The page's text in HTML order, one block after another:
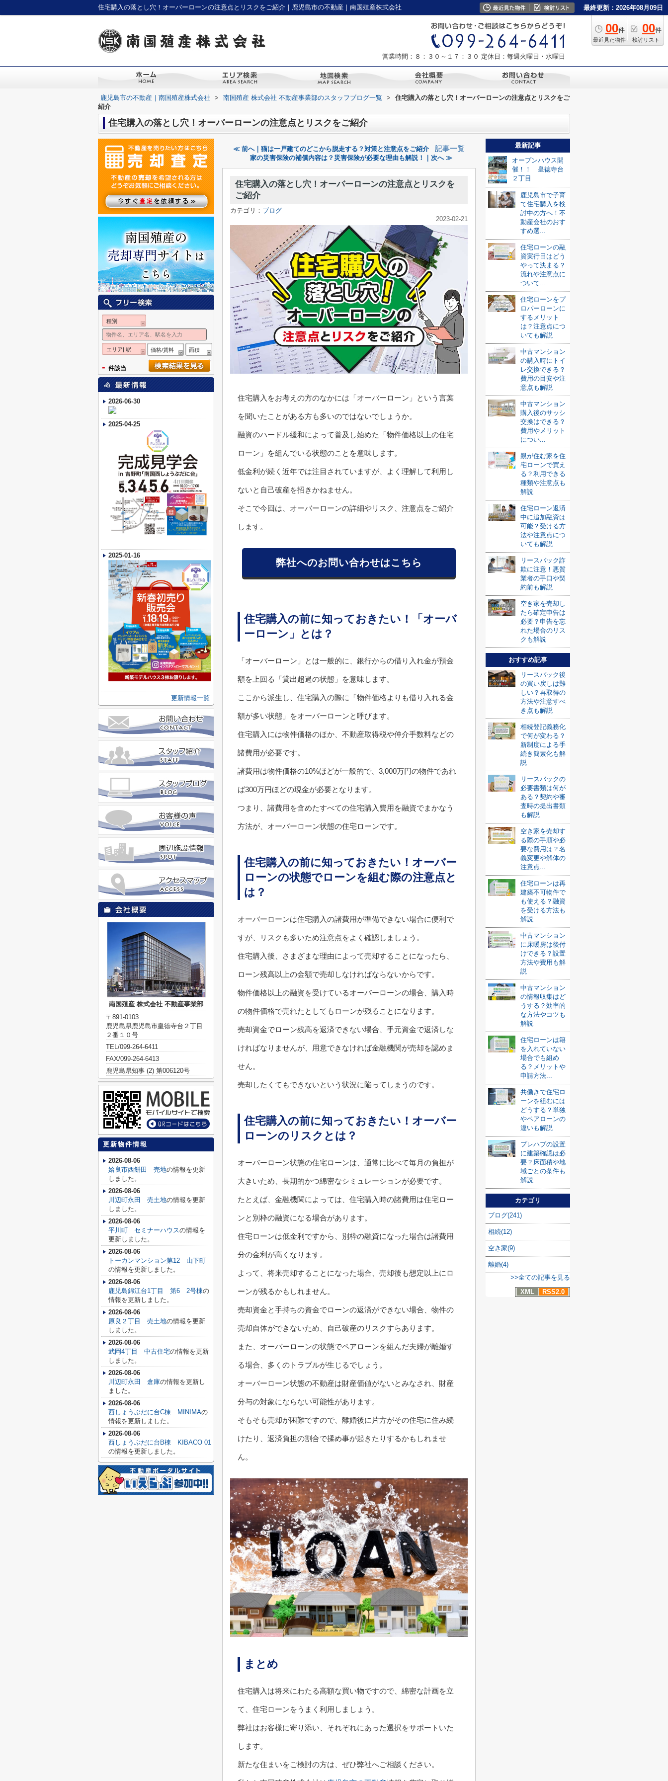
住宅購入の落とし穴！オーバーローンの注意点とリスクをご紹介｜鹿児島市の不動産｜南国殖産株式会社 最終更新：2026年08月09日
00件
最近見た物件
00件
検討リスト
営業時間：８：３０～１７：３０ 定休日：毎週火曜日・水曜日
鹿児島市の不動産｜南国殖産株式会社 > 南国殖産 株式会社 不動産事業部のスタッフブログ一覧 >
住宅購入の落とし穴！オーバーローンの注意点とリスクをご
紹介
住宅購入の落とし穴！オーバーローンの注意点とリスクをご紹介
≪ 前へ｜猫は一戸建てのどこから脱走する？対策と注意点をご紹介 記事一覧
家の災害保険の補償内容は？災害保険が必要な理由も解説！｜次へ ≫
住宅購入の落とし穴！オーバーローンの注意点とリスクを
ご紹介
カテゴリ： ブログ
2023-02-21
住宅購入をお考えの方のなかには「オーバーローン」という言葉
を聞いたことがある方も多いのではないでしょうか。
融資のハードル緩和によって普及し始めた「物件価格以上の住宅
ローン」を組んでいる状態のことを意味します。
低金利が続く近年では注目されていますが、よく理解して利用し
ないと自己破産を招きかねません。
そこで今回は、オーバーローンの詳細やリスク、注意点をご紹介
します。
弊社へのお問い合わせはこちら
住宅購入の前に知っておきたい！「オーバ
ーローン」とは？
「オーバーローン」とは一般的に、銀行からの借り入れ金が預金
額を上回る「貸出超過の状態」を意味します。
ここから派生し、住宅購入の際に「物件価格よりも借り入れる金
額が多い状態」をオーバーローンと呼びます。
住宅購入には物件価格のほか、不動産取得税や仲介手数料などの
諸費用が必要です。
諸費用は物件価格の10%ほどが一般的で、3,000万円の物件であれ
ば300万円ほどの現金が必要となります。
つまり、諸費用を含めたすべての住宅購入費用を融資でまかなう
方法が、オーバーローン状態の住宅ローンです。
住宅購入の前に知っておきたい！オーバー
ローンの状態でローンを組む際の注意点と
は？
オーバーローンは住宅購入の諸費用が準備できない場合に便利で
すが、リスクも多いため注意点をよく確認しましょう。
住宅購入後、さまざまな理由によって売却することになったら、
ローン残高以上の金額で売却しなければならないからです。
物件価格以上の融資を受けているオーバーローンの場合、購入時
の物件価格で売れたとしてもローンが残ることになります。
売却資金でローン残高を返済できない場合、手元資金で返済しな
ければなりませんが、用意できなければ金融機関が売却を認めま
せん。
売却したくてもできないという状況に陥ってしまうのです。
住宅購入の前に知っておきたい！オーバー
ローンのリスクとは？
オーバーローン状態の住宅ローンは、通常に比べて毎月の負担が
大きいため、長期的かつ綿密なシミュレーションが必要です。
たとえば、金融機関によっては、住宅購入時の諸費用は住宅ロー
ンと別枠の融資になる場合があります。
住宅ローンは低金利ですから、別枠の融資になった場合は諸費用
分の金利が高くなります。
よって、将来売却することになった場合、売却後も想定以上にロ
ーンが残るかもしれません。
売却資金と手持ちの資金でローンの返済ができない場合、物件の
売却自体ができないため、自己破産のリスクすらあります。
また、オーバーローンの状態でペアローンを組んだ夫婦が離婚す
る場合、多くのトラブルが生じるでしょう。
オーバーローン状態の不動産は財産価値がないとみなされ、財産
分与の対象にならない可能性があります。
そもそも売却が困難ですので、離婚後に片方がその住宅に住み続
けたり、返済負担の割合で揉め事が起きたりするかもしれませ
ん。
まとめ
住宅購入は将来にわたる高額な買い物ですので、綿密な計画を立
て、住宅ローンをうまく利用しましょう。
弊社はお客様に寄り添い、それぞれにあった選択をサポートいた
します。
新たな住まいをご検討の方は、ぜひ弊社へご相談ください。
最新記事
オープンハウス開
催！！ 皇徳寺台
２丁目
鹿児島市で子育
て住宅購入を検
討中の方へ！不
動産会社のおす
すめ選...
住宅ローンの融
資実行日はどう
やって決まる？
流れや注意点に
ついて...
住宅ローンをプ
ロパーローンに
するメリット
は？注意点につ
いても解説
中古マンション
の購入時にトイ
レ交換できる？
費用の目安や注
意点も解説
中古マンション
購入後のサッシ
交換はできる？
費用やメリット
につい...
親が住む家を住
宅ローンで買え
る？利用できる
種類や注意点も
解説
住宅ローン返済
中に追加融資は
可能？受ける方
法や注意点につ
いても解説
リースバック詐
欺に注意！悪質
業者の手口や契
約前も解説
空き家を売却し
たら確定申告は
必要？申告を忘
れた場合のリス
クも解説
おすすめ記事
リースバック後
の買い戻しは難
しい？再取得の
方法や注意すべ
き点も解説
相続登記義務化
で何が変わる？
新制度による手
続き簡素化も解
説
リースバックの
必要書類は何が
ある？契約や審
査時の提出書類
も解説
空き家を売却す
る際の手順や必
要な費用は？名
義変更や解体の
注意点...
住宅ローンは再
建築不可物件で
も使える？融資
を受ける方法も
解説
中古マンション
に床暖房は後付
けできる？設置
方法や費用も解
説
中古マンション
の情報収集はど
うする？効率的
な方法やコツも
解説
住宅ローンは籍
を入れていない
場合でも組め
る？メリットや
申請方法...
共働きで住宅ロ
ーンを組むには
どうする？単独
やペアローンの
違いも解説
プレハブの設置
に建築確認は必
要？床面積や地
域ごとの条件も
解説
カテゴリ
ブログ(241)
相続(12)
空き家(9)
離婚(4)
>>全ての記事を見る
XML
RSS2.0
種別
エリア| 駅 価格/賃料 面積
- 件該当
2026-06-30
2025-04-25
2025-01-16
更新情報一覧
南国殖産 株式会社 不動産事業部
〒891-0103
鹿児島県鹿児島市皇徳寺台２丁目
２番１０号
TEL/099-264-6411
FAX/099-264-6413
鹿児島県知事 (2) 第006120号
更新物件情報
2026-08-06
姶良市西餅田 売地の情報を更新
しました。
2026-08-06
川辺町永田 売土地の情報を更新
しました。
2026-08-06
平川町 セミナーハウスの情報を
更新しました。
2026-08-06
トーカンマンション第12 山下町
の情報を更新しました。
2026-08-06
鹿児島錦江台1丁目 第6 2号棟の
情報を更新しました。
2026-08-06
原良２丁目 売土地の情報を更新
しました。
2026-08-06
武岡4丁目 中古住宅の情報を更新
しました。
2026-08-06
川辺町永田 倉庫の情報を更新し
ました。
2026-08-06
西しょうぶだに台C棟 MINIMAの
情報を更新しました。
2026-08-06
西しょうぶだに台B棟 KIBACO 01
の情報を更新しました。